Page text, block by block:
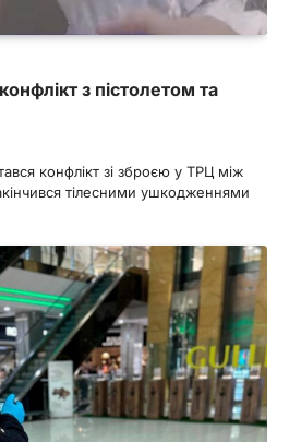
з пістолетом та
конфлікт зі зброєю у ТРЦ між
тілесними ушкодженнями